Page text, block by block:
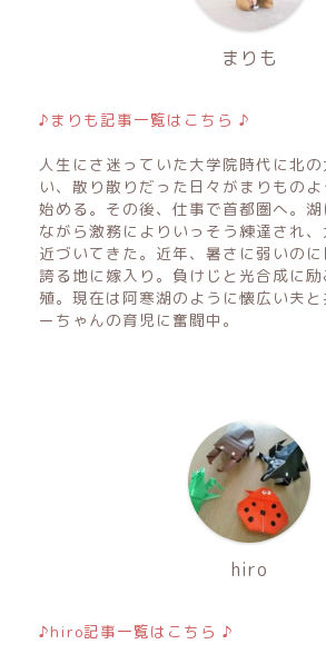
まりも
♪まりも記事一覧はこちら ♪
人生にさ迷っていた大学院時代に北
い、散り散りだった日々がまりもの
始める。その後、仕事で首都圏へ。
ながら激務によりいっそう練達され
近づいてきた。近年、暑さに弱いの
誇る地に嫁入り。負けじと光合成に
殖。現在は阿寒湖のように懐広い夫
ーちゃんの育児に奮闘中。
hiro
♪hiro記事一覧はこちら ♪